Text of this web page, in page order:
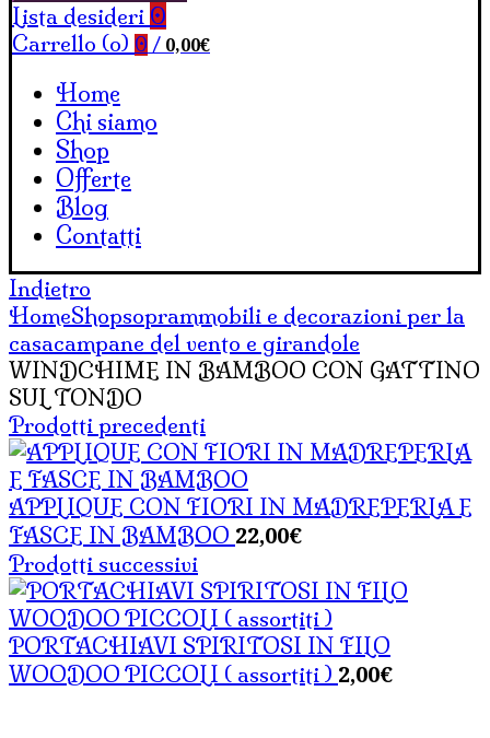
Lista desideri 0
Carrello (o) 0 / 0,00€
Home
Chi siamo
Shop
Offerte
Blog
Contatti
Indietro
HomeShopsoprammobili e decorazioni per la
casacampane del vento e girandole
WINDCHIME IN BAMBOO CON GATTINO
SUL TONDO
Prodotti precedenti
APPLIQUE CON FIORI IN MADREPERLA E
FASCE IN BAMBOO 22,00€
Prodotti successivi
PORTACHIAVI SPIRITOSI IN FILO
WOODOO PICCOLI ( assortiti ) 2,00€